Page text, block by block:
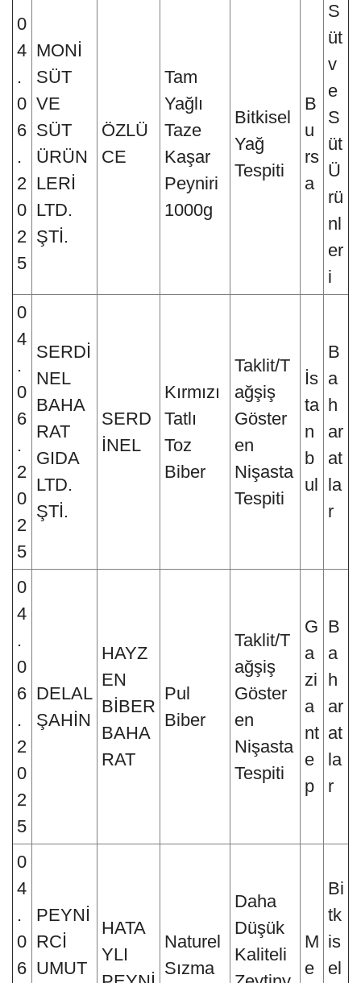
0
4
.
0
6
.
2
0
2
5
MONİ
SÜT
VE
SÜT
ÜRÜN
LERİ
LTD.
ŞTİ.
ÖZLÜ
CE
Tam
Yağlı
Taze
Kaşar
Peyniri
1000g
Bitkisel
Yağ
Tespiti
B
u
rs
a
S
üt
v
e
S
üt
Ü
rü
nl
er
i
0
4
.
0
6
.
2
0
2
5
SERDİ
NEL
BAHA
RAT
GIDA
LTD.
ŞTİ.
SERD
İNEL
Kırmızı
Tatlı
Toz
Biber
Taklit/T
ağşiş
Göster
en
Nişasta
Tespiti
İs
ta
n
b
ul
B
a
h
ar
at
la
r
0
4
.
0
6
.
2
0
2
5
DELAL
ŞAHİN
HAYZ
EN
BİBER
BAHA
RAT
Pul
Biber
Taklit/T
ağşiş
Göster
en
Nişasta
Tespiti
G
a
zi
a
nt
e
p
B
a
h
ar
at
la
r
0
4
.
0
6
PEYNİ
RCİ
UMUT
HATA
YLI
Naturel
Sızma
Daha
Düşük
Kaliteli
M
e
Bi
tk
is
el